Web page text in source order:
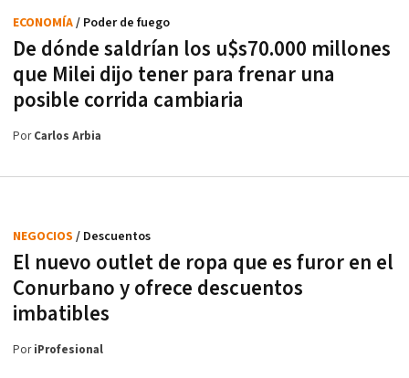
De dónde saldrían los u$s70.000 millones
que Milei dijo tener para frenar una
posible corrida cambiaria
ECONOMÍA/ Poder de fuego
PorCarlos Arbia
El nuevo outlet de ropa que es furor en el
Conurbano y ofrece descuentos
imbatibles
NEGOCIOS / Descuentos
PoriProfesional